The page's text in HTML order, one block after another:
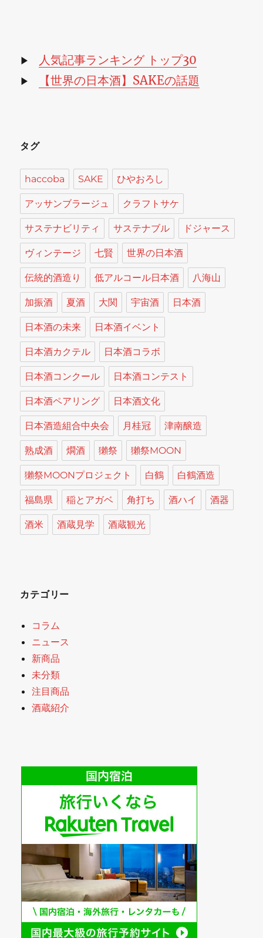
ブ
▶ 人気記事ランキング トップ30
▶ 【世界の日本酒】SAKEの話題
タグ
haccoba SAKE ひやおろし
アッサンブラージュ クラフトサケ
サステナビリティ サステナブル ドジャース
ヴィンテージ 七賢 世界の日本酒
伝統的酒造り 低アルコール日本酒 八海山
加振酒 夏酒 大関 宇宙酒 日本酒
日本酒の未来 日本酒イベント
日本酒カクテル 日本酒コラボ
日本酒コンクール 日本酒コンテスト
日本酒ペアリング 日本酒文化
日本酒造組合中央会 月桂冠 津南醸造
熟成酒 燗酒 獺祭 獺祭MOON
獺祭MOONプロジェクト 白鶴 白鶴酒造
福島県 稲とアガベ 角打ち 酒ハイ 酒器
酒米 酒蔵見学 酒蔵観光
カテゴリー
コラム
ニュース
新商品
未分類
注目商品
酒蔵紹介